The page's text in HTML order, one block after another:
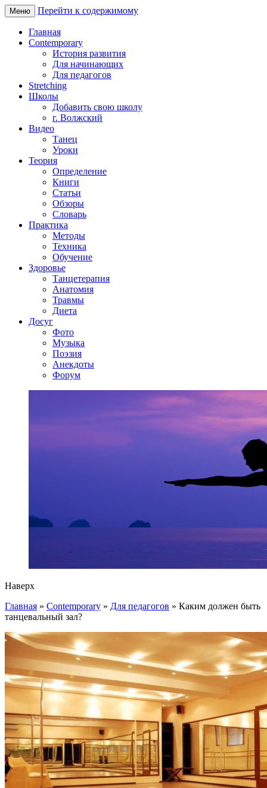
Меню Перейти к содержимому
Главная
Contemporary
История развития
Для начинающих
Для педагогов
Stretching
Школы
Добавить свою школу
г. Волжский
Видео
Танец
Уроки
Теория
Определение
Книги
Статьи
Обзоры
Словарь
Практика
Методы
Техника
Обучение
Здоровье
Танцетерапия
Анатомия
Травмы
Диета
Досуг
Фото
Музыка
Поэзия
Анекдоты
Форум
Наверх
Главная » Contemporary » Для педагогов » Каким должен быть
танцевальный зал?